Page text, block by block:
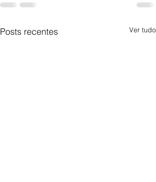
Posts recentes Ver tudo